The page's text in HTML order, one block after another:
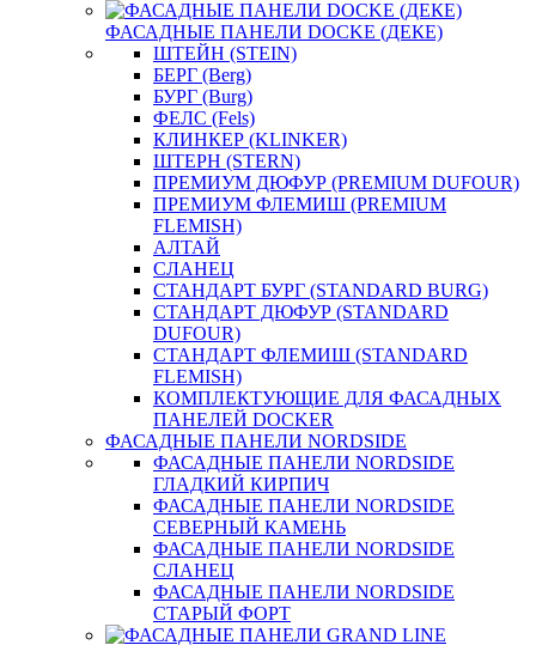
ФАСАДНЫЕ ПАНЕЛИ DOCKE (ДЕКЕ)
ШТЕЙН (STEIN)
БЕРГ (Berg)
БУРГ (Burg)
ФЕЛС (Fels)
КЛИНКЕР (KLINKER)
ШТЕРН (STERN)
ПРЕМИУМ ДЮФУР (PREMIUM DUFOUR)
ПРЕМИУМ ФЛЕМИШ (PREMIUM
FLEMISH)
АЛТАЙ
СЛАНЕЦ
СТАНДАРТ БУРГ (STANDARD BURG)
СТАНДАРТ ДЮФУР (STANDARD
DUFOUR)
СТАНДАРТ ФЛЕМИШ (STANDARD
FLEMISH)
КОМПЛЕКТУЮЩИЕ ДЛЯ ФАСАДНЫХ
ПАНЕЛЕЙ DOCKER
ФАСАДНЫЕ ПАНЕЛИ NORDSIDE
ФАСАДНЫЕ ПАНЕЛИ NORDSIDE
ГЛАДКИЙ КИРПИЧ
ФАСАДНЫЕ ПАНЕЛИ NORDSIDE
СЕВЕРНЫЙ КАМЕНЬ
ФАСАДНЫЕ ПАНЕЛИ NORDSIDE
СЛАНЕЦ
ФАСАДНЫЕ ПАНЕЛИ NORDSIDE
СТАРЫЙ ФОРТ